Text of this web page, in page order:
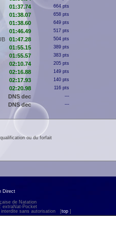
01:37.74 664 pts
01:38.07 658 pts
01:38.60 649 pts
01:46.49 517 pts
01:47.28 504 pts
01:55.15 389 pts
01:55.57 383 pts
02:10.74 205 pts
02:16.88 149 pts
02:17.93 140 pts
02:20.98 116 pts
DNS dec ---
DNS dec ---
ou du forfait
Direct
de Natation
extraNat-Pocket
interdite sans autorisation
[top ]